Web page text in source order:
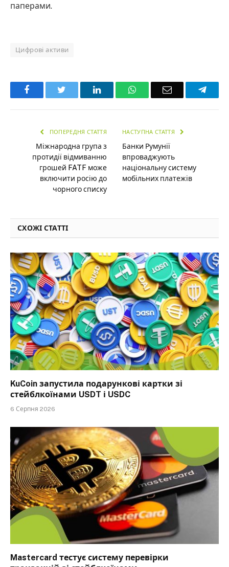
паперами.
Цифрові активи
Facebook LinkedInWhatsAppEmail
ПОПЕРЕДНЯ СТАТТЯ
Міжнародна група з
протидії відмиванню
грошей FATF може
включити росію до
чорного списку
НАСТУПНА СТАТТЯ
Банки Румунії
впроваджують
національну систему
мобільних платежів
СХОЖІ СТАТТІ
KuCoin запустила подарункові картки зі
стейблкоїнами USDT і USDC
6 Серпня 2026
Mastercard тестує систему перевірки